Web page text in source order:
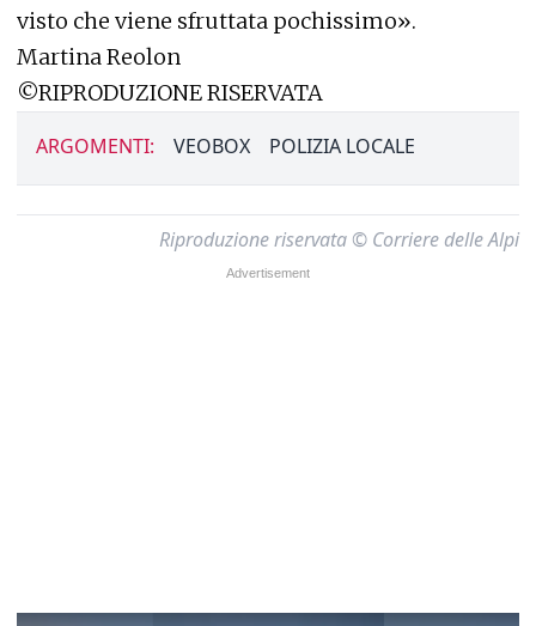
visto che viene sfruttata pochissimo».
Martina Reolon
©RIPRODUZIONE RISERVATA
ARGOMENTI: VEOBOX POLIZIA LOCALE
Riproduzione riservata © Corriere delle Alpi